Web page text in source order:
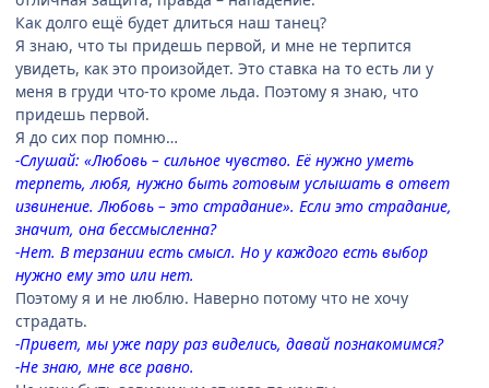
Как долго ещё будет длиться наш танец?
Я знаю, что ты придешь первой, и мне не терпится
увидеть, как это произойдет. Это ставка на то есть ли у
меня в груди что-то кроме льда. Поэтому я знаю, что
придешь первой.
Я до сих пор помню…
-Слушай: «Любовь – сильное чувство. Её нужно уметь
терпеть, любя, нужно быть готовым услышать в ответ
извинение. Любовь – это страдание». Если это страдание,
значит, она бессмысленна?
-Нет. В терзании есть смысл. Но у каждого есть выбор
нужно ему это или нет.
Поэтому я и не люблю. Наверно потому что не хочу
страдать.
-Привет, мы уже пару раз виделись, давай познакомимся?
-Не знаю, мне все равно.